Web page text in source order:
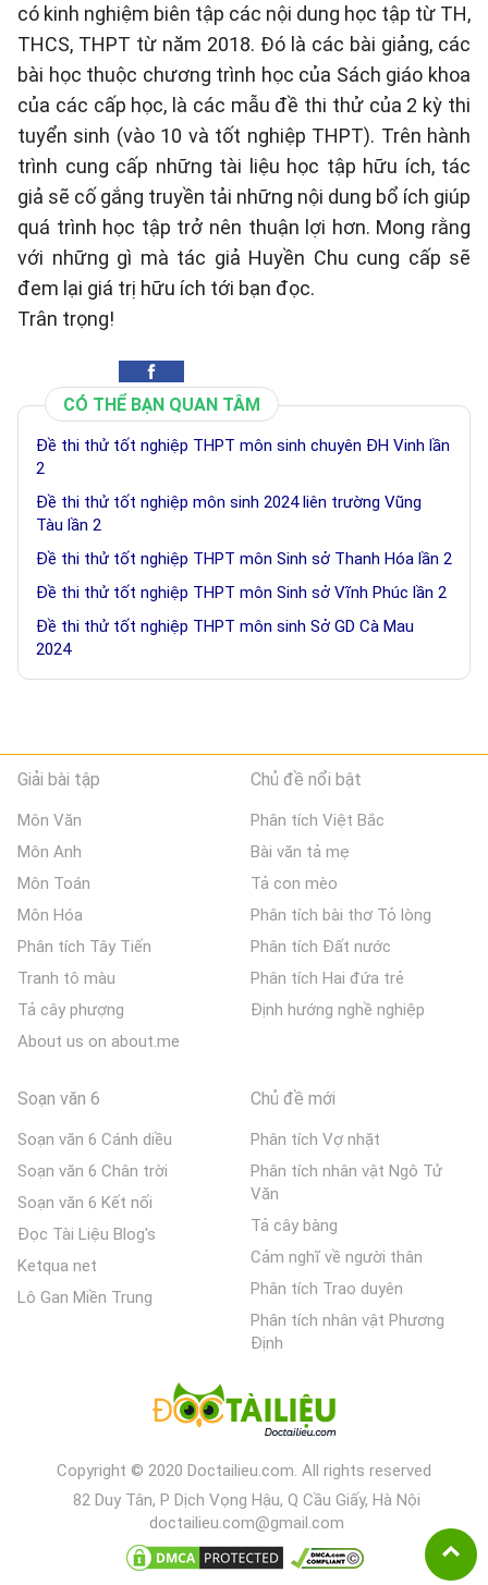
có kinh nghiệm biên tập các nội dung học tập từ TH,
THCS, THPT từ năm 2018. Đó là các bài giảng, các
bài học thuộc chương trình học của Sách giáo khoa
của các cấp học, là các mẫu đề thi thử của 2 kỳ thi
tuyển sinh (vào 10 và tốt nghiệp THPT). Trên hành
trình cung cấp những tài liệu học tập hữu ích, tác
giả sẽ cố gắng truyền tải những nội dung bổ ích giúp
quá trình học tập trở nên thuận lợi hơn. Mong rằng
với những gì mà tác giả Huyền Chu cung cấp sẽ
đem lại giá trị hữu ích tới bạn đọc.
Trân trọng!
CÓ THỂ BẠN QUAN TÂM
Đề thi thử tốt nghiệp THPT môn sinh chuyên ĐH Vinh lần
2
Đề thi thử tốt nghiệp môn sinh 2024 liên trường Vũng
Tàu lần 2
Đề thi thử tốt nghiệp THPT môn Sinh sở Thanh Hóa lần 2
Đề thi thử tốt nghiệp THPT môn Sinh sở Vĩnh Phúc lần 2
Đề thi thử tốt nghiệp THPT môn sinh Sở GD Cà Mau
2024
Giải bài tập
Môn Văn
Môn Anh
Môn Toán
Môn Hóa
Phân tích Tây Tiến
Tranh tô màu
Tả cây phượng
About us on about.me
Chủ đề nổi bật
Phân tích Việt Bắc
Bài văn tả mẹ
Tả con mèo
Phân tích bài thơ Tỏ lòng
Phân tích Đất nước
Phân tích Hai đứa trẻ
Định hướng nghề nghiệp
Soạn văn 6
Soạn văn 6 Cánh diều
Soạn văn 6 Chân trời
Soạn văn 6 Kết nối
Đọc Tài Liệu Blog's
Ketqua net
Lô Gan Miền Trung
Chủ đề mới
Phân tích Vợ nhặt
Phân tích nhân vật Ngô Tử
Văn
Tả cây bàng
Cảm nghĩ về người thân
Phân tích Trao duyên
Phân tích nhân vật Phương
Định
Copyright © 2020 Doctailieu.com. All rights reserved
82 Duy Tân, P Dịch Vọng Hậu, Q Cầu Giấy, Hà Nội
doctailieu.com@gmail.com